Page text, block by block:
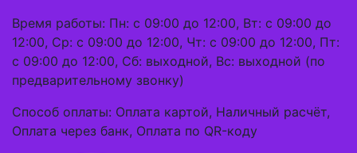
Время работы: Пн: с 09:00 до 12:00, Вт: с 09:00 до
12:00, Ср: с 09:00 до 12:00, Чт: с 09:00 до 12:00, Пт:
с 09:00 до 12:00, Сб: выходной, Вс: выходной (по
предварительному звонку)
Способ оплаты: Оплата картой, Наличный расчёт,
Оплата через банк, Оплата по QR-коду